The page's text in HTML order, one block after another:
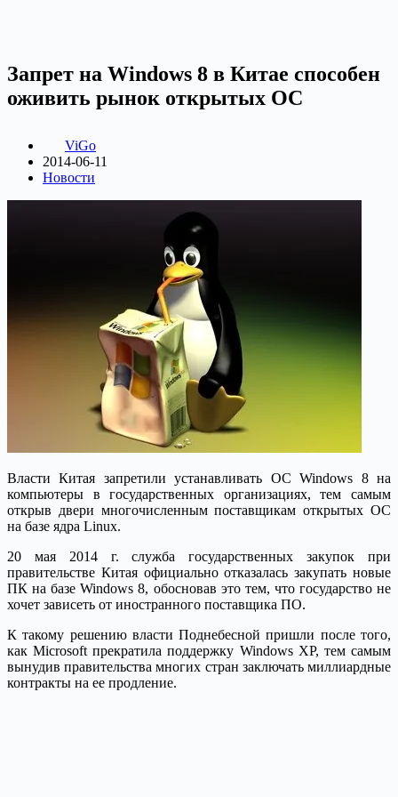
Запрет на Windows 8 в Китае способен
оживить рынок открытых ОС
ViGo
2014-06-11
Новости
Власти Китая запретили устанавливать ОС Windows 8 на
компьютеры в государственных организациях, тем самым
открыв двери многочисленным поставщикам открытых ОС
на базе ядра Linux.
20 мая 2014 г. служба государственных закупок при
правительстве Китая официально отказалась закупать новые
ПК на базе Windows 8, обосновав это тем, что государство не
хочет зависеть от иностранного поставщика ПО.
К такому решению власти Поднебесной пришли после того,
как Microsoft прекратила поддержку Windows XP, тем самым
вынудив правительства многих стран заключать миллиардные
контракты на ее продление.